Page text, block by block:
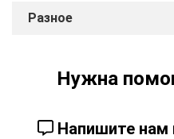
Разное
Нужна
Напишите нам